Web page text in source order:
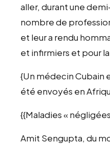
aller, durant une
nombre de
et leur a rendu
et infirmiers et pour
{Un médecin Cubain
été envoyés en
{{Maladies «
Amit Sengupta, du